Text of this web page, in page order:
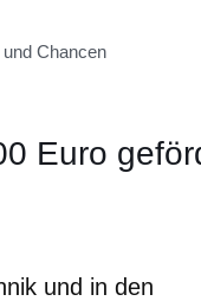
Chancen
Euro
und in den